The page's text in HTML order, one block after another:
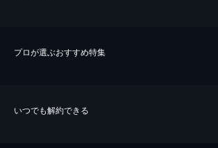
プロが選ぶおすすめ特集
いつでも解約できる